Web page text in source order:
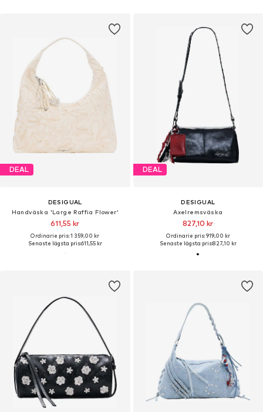
DEAL
DESIGUAL
Handväska 'Large Raffia Flower'
611,55 kr
Ordinarie pris: 1 359,00 kr
Senaste lägsta pris:611,55 kr
DEAL
DESIGUAL
Axelremsväska
827,10 kr
Ordinarie pris: 919,00 kr
Senaste lägsta pris:827,10 kr